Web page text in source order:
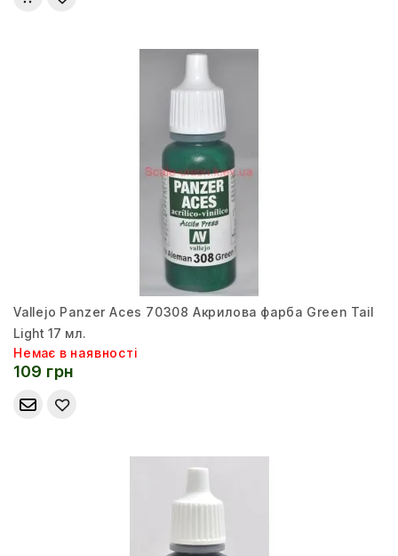
Vallejo Panzer Aces 70308 Акрилова фарба Green Tail
Light 17 мл.
Немає в наявності
109 грн